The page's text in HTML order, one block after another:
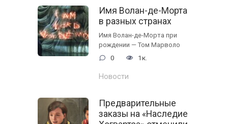
Имя Волан-де-Морта
в разных странах
Имя Волан-де-Морта при
рождении — Том Марволо
0 1к.
Новости
Предварительные
заказы на «Наследие